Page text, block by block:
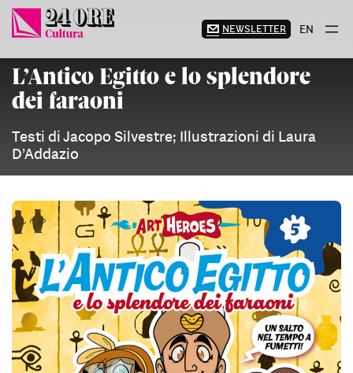
Vai
contenuto
NEWSLETTER EN
L’Antico Egitto e lo splendore
dei faraoni
Testi di Jacopo Silvestre; Illustrazioni di Laura
D’Addazio